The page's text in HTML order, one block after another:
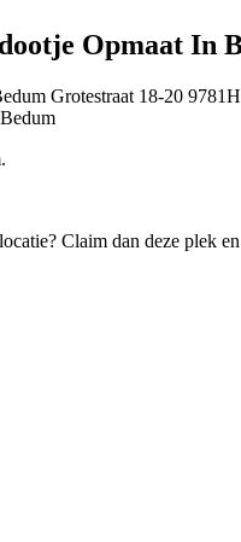
Opmaat In
Grotestraat 18-20
Claim dan deze plek